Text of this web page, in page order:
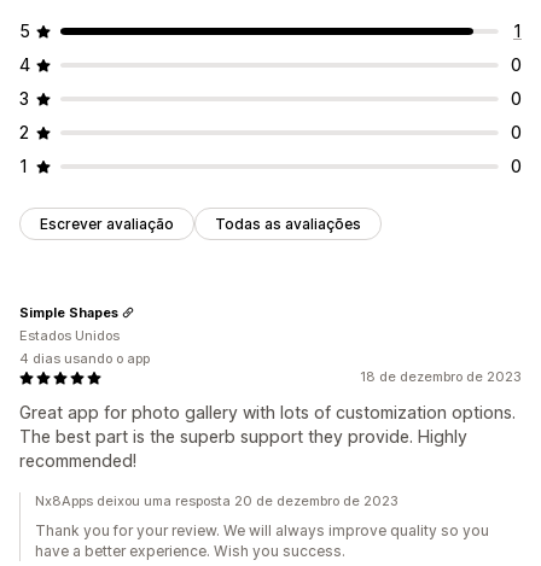
5
1
4
0
3
0
2
0
1
0
Escrever avaliação Todas as avaliações
18 de dezembro de 2023
Great app for photo gallery with lots of customization options.
The best part is the superb support they provide. Highly
recommended!
Simple Shapes
Estados Unidos
4 dias usando o app
Nx8Apps deixou uma resposta 20 de dezembro de 2023
Thank you for your review. We will always improve quality so you
have a better experience. Wish you success.